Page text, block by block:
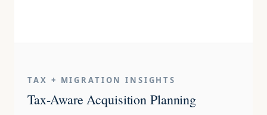
TAX + MIGRATION INSIGHTS
Tax-Aware Acquisition Planning